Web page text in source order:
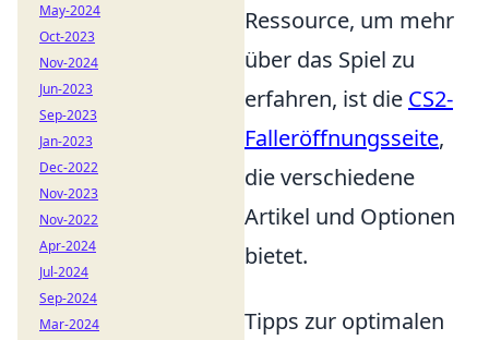
Ressource, um mehr
über das Spiel zu
erfahren, ist die CS2-
Falleröffnungsseite,
die verschiedene
Artikel und Optionen
bietet.
Tipps zur optimalen
May-2024
Oct-2023
Nov-2024
Jun-2023
Sep-2023
Jan-2023
Dec-2022
Nov-2023
Nov-2022
Apr-2024
Jul-2024
Sep-2024
Mar-2024